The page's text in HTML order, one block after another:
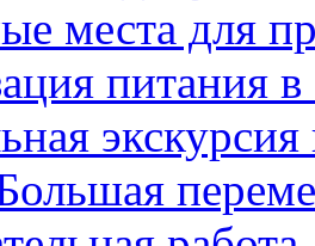
места для
питания в